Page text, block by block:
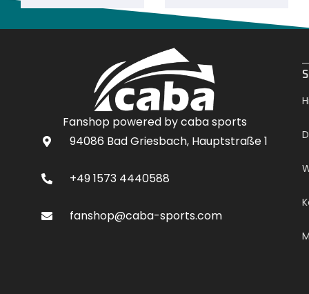
Fanshop powered by caba sports
94086 Bad Griesbach, Hauptstraße 1
+49 1573 4440588
fanshop@caba-sports.com